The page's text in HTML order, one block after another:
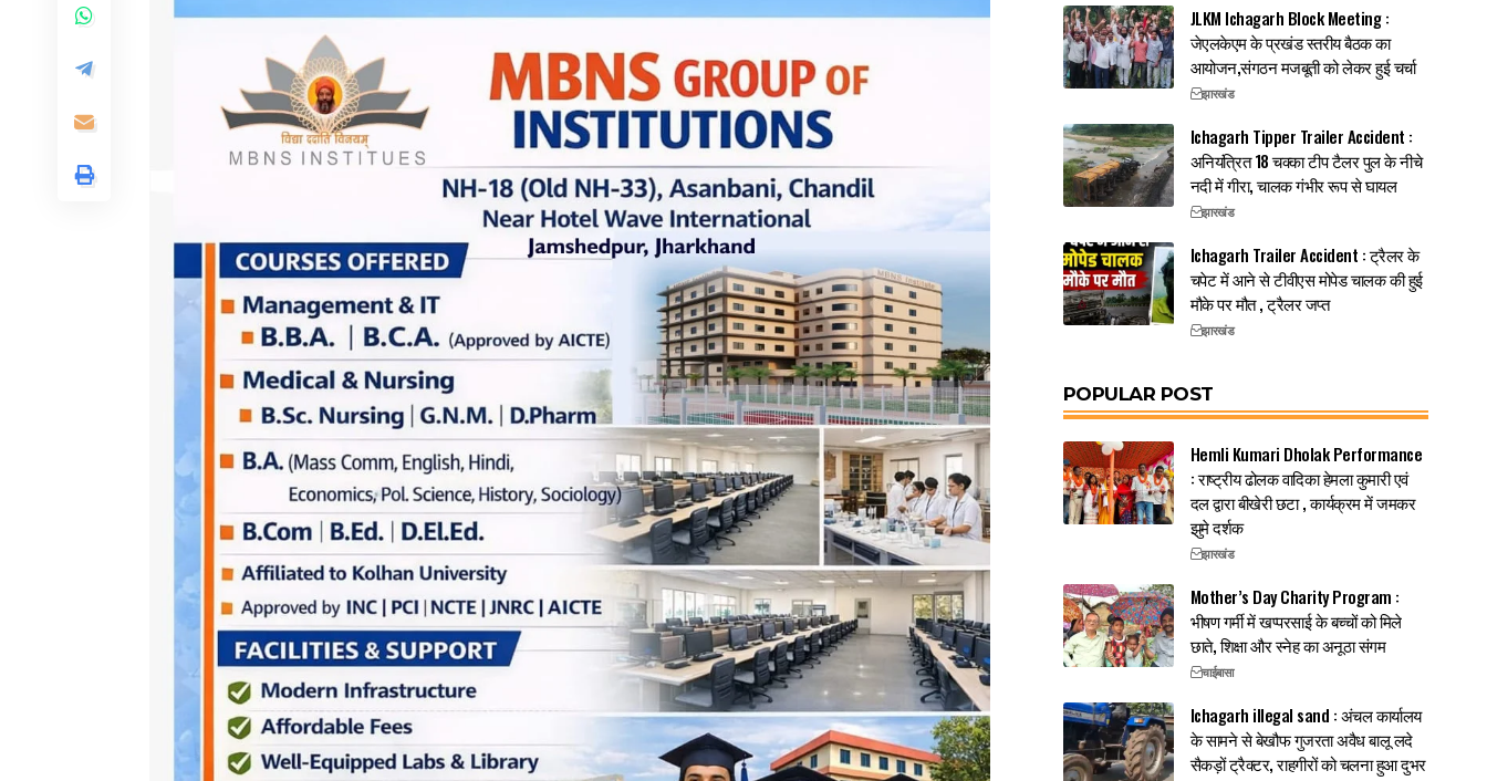
JLKM Ichagarh Block Meeting :
जेएलकेएम के प्रखंड स्तरीय बैठक का
आयोजन,संगठन मजबूती को लेकर हुई चर्चा
झारखंड
Ichagarh Tipper Trailer Accident :
अनियंत्रित 18 चक्का टीप टैलर पुल के नीचे
नदी में गीरा, चालक गंभीर रूप से घायल
झारखंड
Ichagarh Trailer Accident : ट्रैलर के
चपेट में आने से टीवीएस मोपेड चालक की हुई
मौके पर मौत , ट्रैलर जप्त
झारखंड
POPULAR POST
Hemli Kumari Dholak Performance
: राष्ट्रीय ढोलक वादिका हेमला कुमारी एवं
दल द्वारा बीखेरी छटा , कार्यक्रम में जमकर
झुमे दर्शक
झारखंड
Mother’s Day Charity Program :
भीषण गर्मी में खप्परसाई के बच्चों को मिले
छाते, शिक्षा और स्नेह का अनूठा संगम
चाईबासा
Ichagarh illegal sand : अंचल कार्यालय
के सामने से बेखौफ गुजरता अवैध बालू लदे
सैकड़ों ट्रैक्टर, राहगीरों को चलना हुआ दुभर